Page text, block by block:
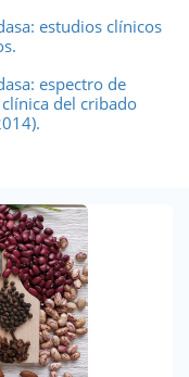
estudios clínicos
espectro de
del cribado